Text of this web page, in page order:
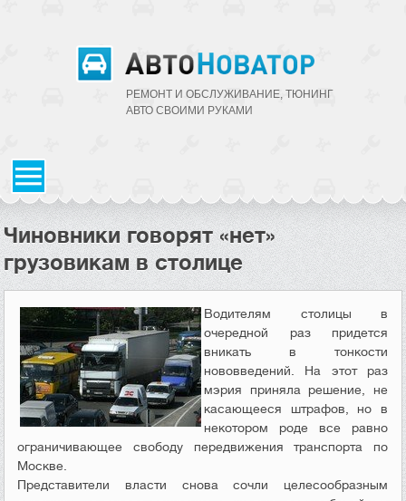
РЕМОНТ И ОБСЛУЖИВАНИЕ, ТЮНИНГ
АВТО CВОИМИ РУКАМИ
Чиновники говорят «нет»
грузовикам в столице
Водителям столицы в
очередной раз придется
вникать в тонкости
нововведений. На этот раз
мэрия приняла решение, не
касающееся штрафов, но в
некотором роде все равно
ограничивающее свободу передвижения транспорта по
Москве.
Представители власти снова сочли целесообразным